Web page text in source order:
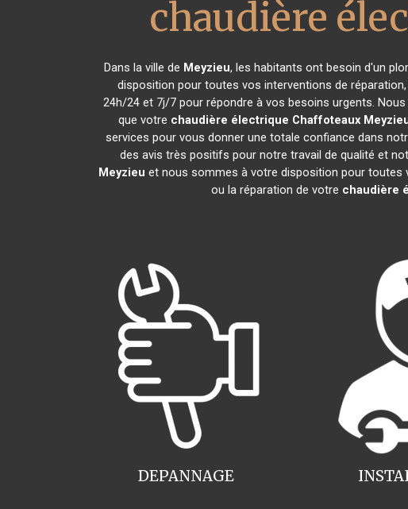
chaudière
Dans la ville de Meyzieu, les habitants ont besoin d'un
disposition pour toutes vos interventions de
24h/24 et 7j/7 pour répondre à vos besoins urgents.
que votre chaudière électrique Chaffoteaux
services pour vous donner une totale confiance dans
des avis très positifs pour notre travail de qualité et
Meyzieu et nous sommes à votre disposition pour toutes
ou la réparation de votre chaudière
DEPANNAGE